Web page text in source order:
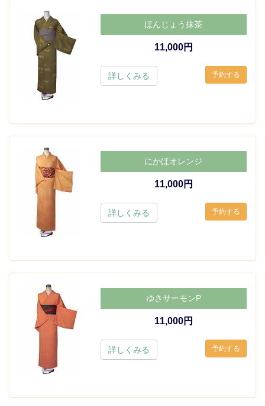
ほんじょう抹茶
11,000円
詳しくみる
にかほオレンジ
11,000円
詳しくみる
ゆさサーモンP
11,000円
詳しくみる